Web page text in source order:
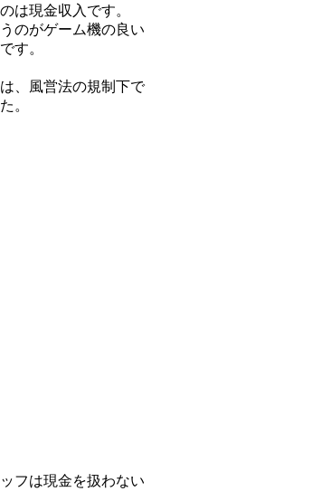
は現金収入です。
のがゲーム機の良い
す。
、風営法の規制下で
。
フは現金を扱わない